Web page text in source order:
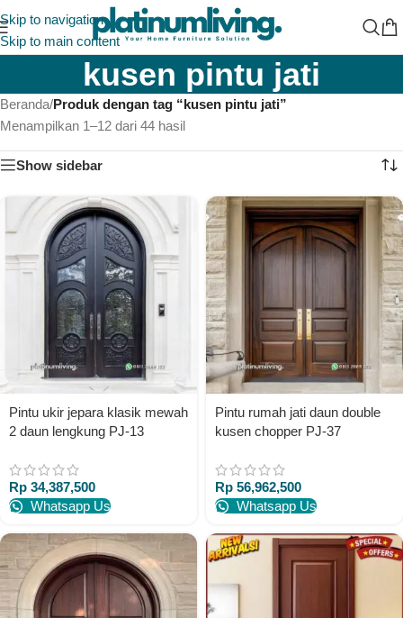
Skip to navigation
Skip to main content
kusen pintu jati
Beranda/Produk dengan tag “kusen pintu jati”
Menampilkan 1–12 dari 44 hasil
Show sidebar
Pintu ukir jepara klasik mewah
2 daun lengkung PJ-13
Rp 34,387,500
Whatsapp Us
Pintu rumah jati daun double
kusen chopper PJ-37
Rp 56,962,500
Whatsapp Us